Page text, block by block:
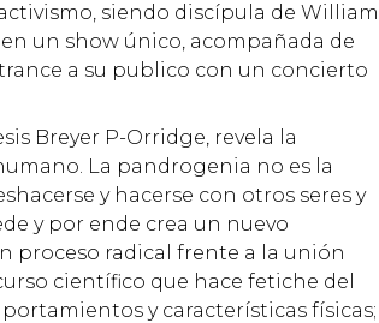
siendo discípula de William
un show único, acompañada de
a su publico con un concierto
Breyer P-Orridge, revela la
La pandrogenia no es la
y hacerse con otros seres y
y por ende crea un nuevo
proceso radical frente a la unión
científico que hace fetiche del
y características físicas;